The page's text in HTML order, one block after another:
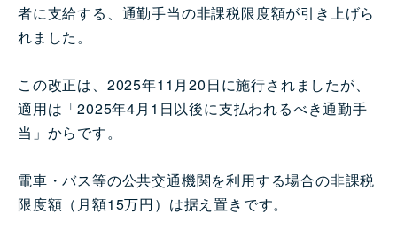
者に支給する、通勤手当の非課税限度額が引き上げら
れました。
この改正は、2025年11月20日に施行されましたが、
適用は「2025年4月1日以後に支払われるべき通勤手
当」からです。
電車・バス等の公共交通機関を利用する場合の非課税
限度額（月額15万円）は据え置きです。